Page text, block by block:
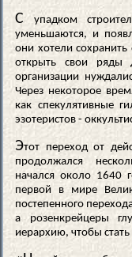
С упадком
уменьшаются, и
они хотели
открыть свои
организации
Через некоторое
как спекулятивные
эзотеристов -
Этот переход от
продолжался
начался около 1640
первой в мире
постепенного
а розенкрейцеры
иерархию, чтобы